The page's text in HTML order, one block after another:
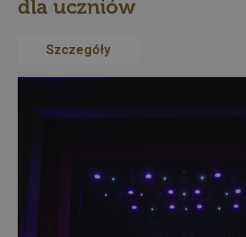
dla uczniów
Szczegóły